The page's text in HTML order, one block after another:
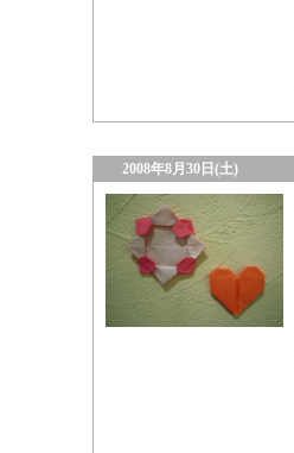
2008年8月30日(土)